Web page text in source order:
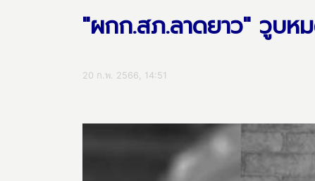
"ผกก.สภ.ลาดยาว" วูบห
20 ก.พ. 2566, 14:51